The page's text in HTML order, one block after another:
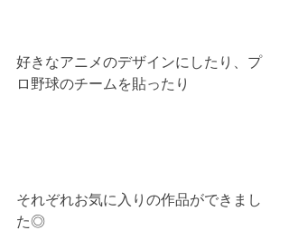
好きなアニメのデザインにしたり、プ
ロ野球のチームを貼ったり
それぞれお気に入りの作品ができまし
た◎